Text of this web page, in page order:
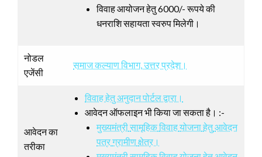
विवाह आयोजन हेतु 6000/- रूपये की
धनराशि सहायता स्वरुप मिलेगी।
नोडल
एजेंसी
समाज कल्याण विभाग, उत्तर प्रदेश।
आवेदन का
तरीका
विवाह हेतु अनुदान पोर्टल द्वारा।
आवेदन ऑफलाइन भी किया जा सकता है। :-
मुख्यमंत्रीसामूहिकविवाहयोजनाहेतुआवेदन
पत्रग्रामीणक्षेत्र।